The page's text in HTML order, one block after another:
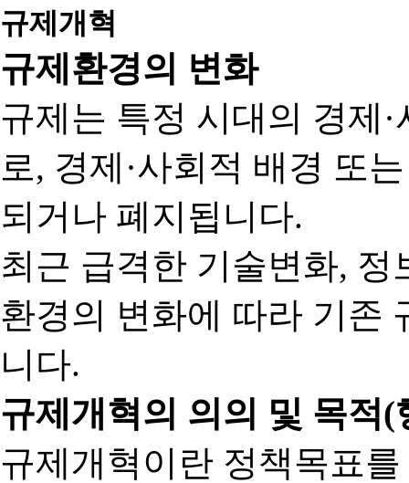
규제개혁
규제환경의 변화
규제는 특정 시대의 경제
로, 경제·사회적 배경 또
되거나 폐지됩니다.
최근 급격한 기술변화,
환경의 변화에 따라 기존
니다.
규제개혁의 의의 및 목적
규제개혁이란 정책목표